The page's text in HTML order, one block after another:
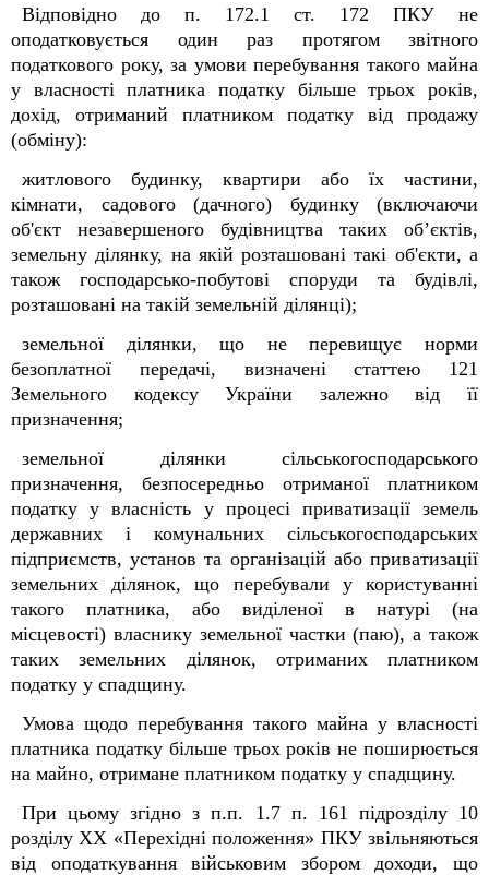
Відповідно до п. 172.1 ст. 172 ПКУ не
оподатковується один раз протягом звітного
податкового року, за умови перебування такого майна
у власності платника податку більше трьох років,
дохід, отриманий платником податку від продажу
(обміну):
житлового будинку, квартири або їх частини,
кімнати, садового (дачного) будинку (включаючи
об'єкт незавершеного будівництва таких об’єктів,
земельну ділянку, на якій розташовані такі об'єкти, а
також господарсько-побутові споруди та будівлі,
розташовані на такій земельній ділянці);
земельної ділянки, що не перевищує норми
безоплатної передачі, визначені статтею 121
Земельного кодексу України залежно від її
призначення;
земельної ділянки сільськогосподарського
призначення, безпосередньо отриманої платником
податку у власність у процесі приватизації земель
державних і комунальних сільськогосподарських
підприємств, установ та організацій або приватизації
земельних ділянок, що перебували у користуванні
такого платника, або виділеної в натурі (на
місцевості) власнику земельної частки (паю), а також
таких земельних ділянок, отриманих платником
податку у спадщину.
Умова щодо перебування такого майна у власності
платника податку більше трьох років не поширюється
на майно, отримане платником податку у спадщину.
При цьому згідно з п.п. 1.7 п. 161 підрозділу 10
розділу XX «Перехідні положення» ПКУ звільняються
від оподаткування військовим збором доходи, що